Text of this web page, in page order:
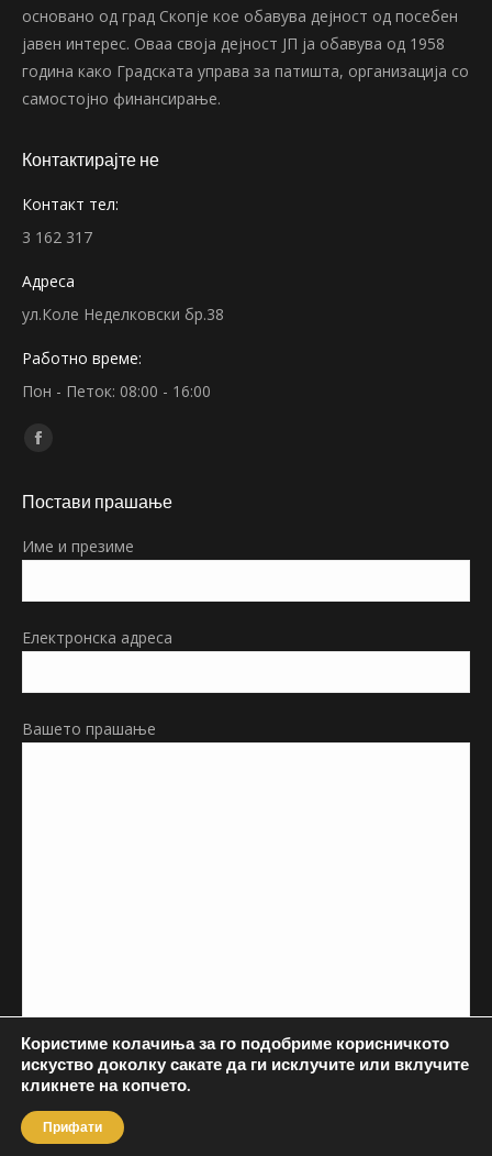
основано од град Скопје кое обавува дејност од посебен
јавен интерес. Оваа своја дејност ЈП ја обавува од 1958
година како Градската управа за патишта, организација со
самостојно финансирање.
Контактирајте не
Контакт тел:
3 162 317
Адреса
ул.Коле Неделковски бр.38
Работно време:
Пон - Петок: 08:00 - 16:00
Find us on:
Facebook
opens
new
Постави прашање
Име и презиме
Електронска адреса
Вашето прашање
Користиме колачиња за го подобриме корисничкото
искуство доколку сакате да ги исклучите или вклучите
кликнете на копчето.
Прифати